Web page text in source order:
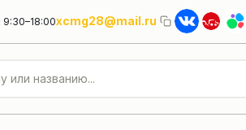
xcmg28@mail.ru